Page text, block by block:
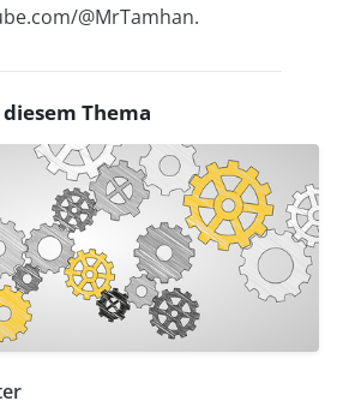
@MrTamhan.
Thema